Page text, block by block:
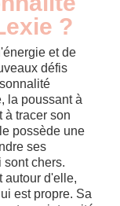
?
et de
défis
la poussant à
à tracer son
possède une
ses
sont chers.
autour d'elle,
est propre. Sa